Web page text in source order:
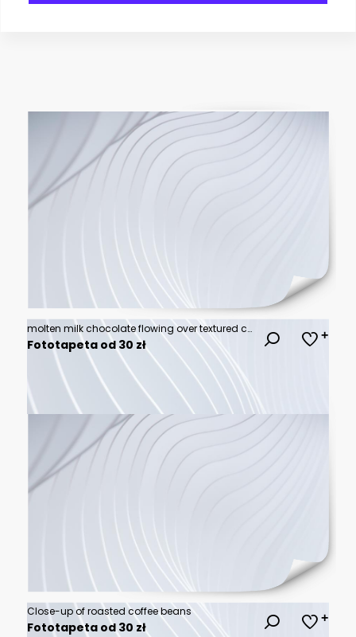
molten milk chocolate flowing over textured cacao beans
Fototapeta od 30 zł
Close-up of roasted coffee beans
Fototapeta od 30 zł